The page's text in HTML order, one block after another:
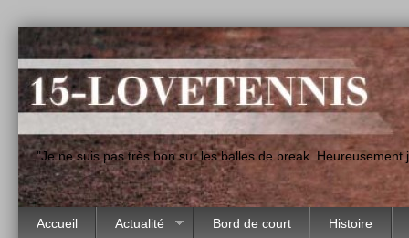
"Je ne suis pas très bon sur les balles de break.
Accueil Actualité Bord de court Histoire